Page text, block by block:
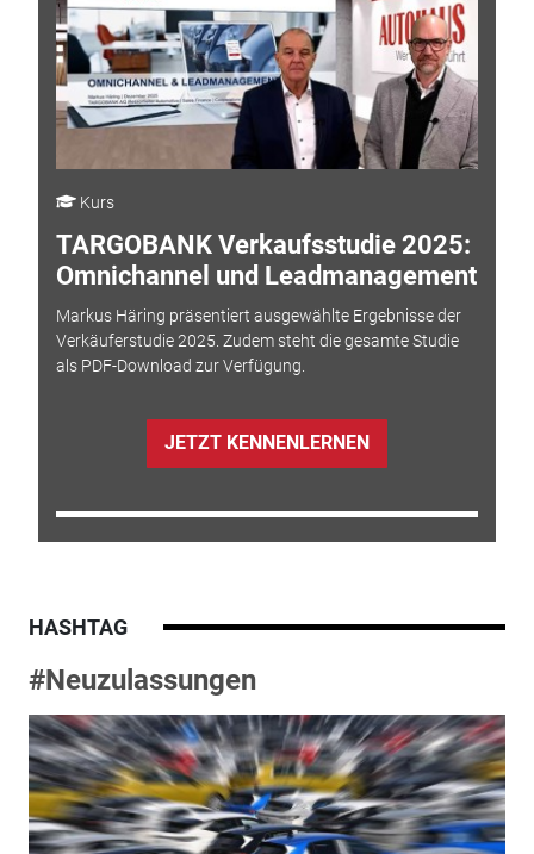
Kurs
TARGOBANK Verkaufsstudie 2025:
Omnichannel und Leadmanagement
Markus Häring präsentiert ausgewählte Ergebnisse der
Verkäuferstudie 2025. Zudem steht die gesamte Studie
als PDF-Download zur Verfügung.
JETZT KENNENLERNEN
HASHTAG
#Neuzulassungen